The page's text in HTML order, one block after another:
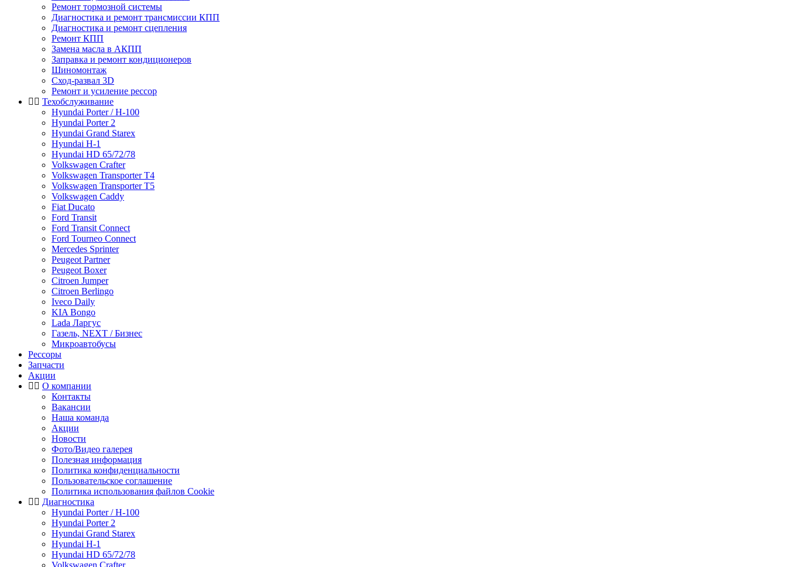
Ремонт тормозной системы
Диагностика и ремонт трансмиссии КПП
Диагностика и ремонт сцепления
Ремонт КПП
Замена масла в АКПП
Заправка и ремонт кондиционеров
Шиномонтаж
Сход-развал 3D
Ремонт и усиление рессор
Техобслуживание
Hyundai Porter / H-100
Hyundai Porter 2
Hyundai Grand Starex
Hyundai H-1
Hyundai HD 65/72/78
Volkswagen Crafter
Volkswagen Transporter T4
Volkswagen Transporter T5
Volkswagen Caddy
Fiat Ducato
Ford Transit
Ford Transit Connect
Ford Tourneo Connect
Mercedes Sprinter
Peugeot Partner
Peugeot Boxer
Citroen Jumper
Citroen Berlingo
Iveco Daily
KIA Bongo
Lada Ларгус
Газель, NEXT / Бизнес
Микроавтобусы
Рессоры
Запчасти
Акции
О компании
Контакты
Вакансии
Наша команда
Акции
Новости
Фото/Видео галерея
Полезная информация
Политика конфиденциальности
Пользовательское соглашение
Политика использования файлов Cookie
Диагностика
Hyundai Porter / H-100
Hyundai Porter 2
Hyundai Grand Starex
Hyundai H-1
Hyundai HD 65/72/78
Volkswagen Crafter